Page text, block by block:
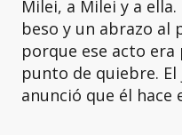
Milei, a Milei y a
beso y un abrazo al
porque ese acto
punto de quiebre. El
anunció que él hace